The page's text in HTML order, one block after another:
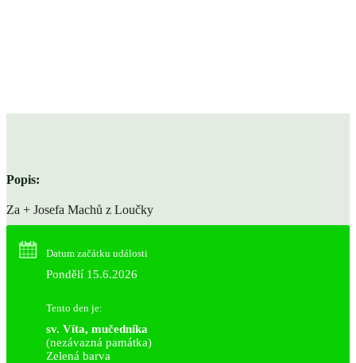
Popis:
Za + Josefa Machů z Loučky
Datum začátku události
Pondělí 15.6.2026
Tento den je:
sv. Víta, mučedníka
(nezávazná památka)
Zelená barva